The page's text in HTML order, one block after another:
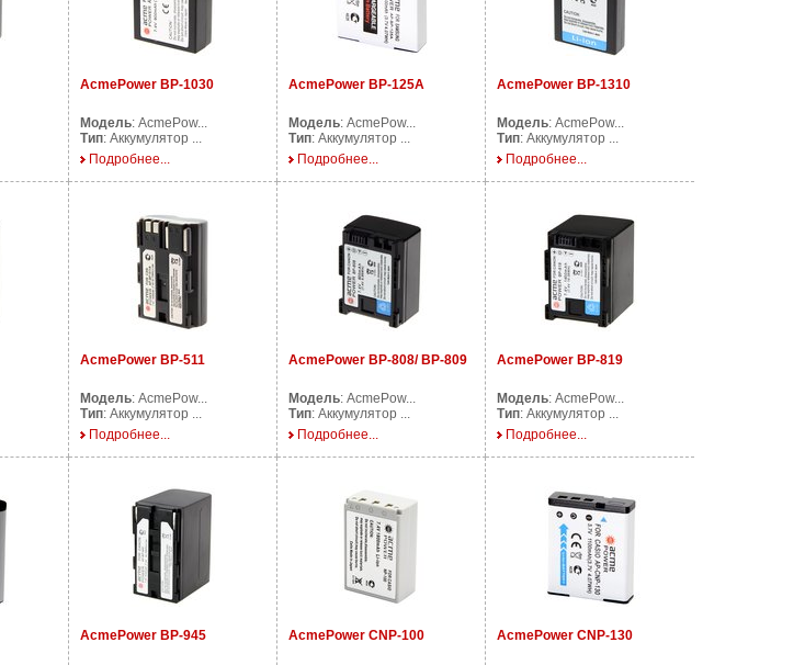
AcmePower BP-1030
Модель: AcmePow...
Тип: Аккумулятор ...
Подробнее...
AcmePower BP-125A
Модель: AcmePow...
Тип: Аккумулятор ...
Подробнее...
AcmePower BP-1310
Модель: AcmePow...
Тип: Аккумулятор ...
Подробнее...
AcmePower BP-511
Модель: AcmePow...
Тип: Аккумулятор ...
Подробнее...
AcmePower BP-808/ BP-809
Модель: AcmePow...
Тип: Аккумулятор ...
Подробнее...
AcmePower BP-819
Модель: AcmePow...
Тип: Аккумулятор ...
Подробнее...
AcmePower BP-945 AcmePower CNP-100 AcmePower CNP-130